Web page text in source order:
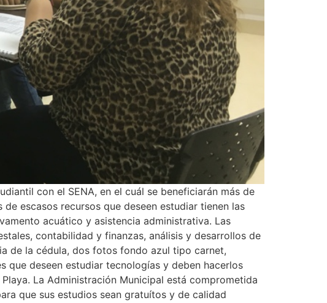
con el SENA, en el cuál se beneficiarán más de
escasos recursos que deseen estudiar tienen las
acuático y asistencia administrativa. Las
contabilidad y finanzas, análisis y desarrollos de
de la cédula, dos fotos fondo azul tipo carnet,
deseen estudiar tecnologías y deben hacerlos
La Administración Municipal está comprometida
que sus estudios sean gratuítos y de calidad